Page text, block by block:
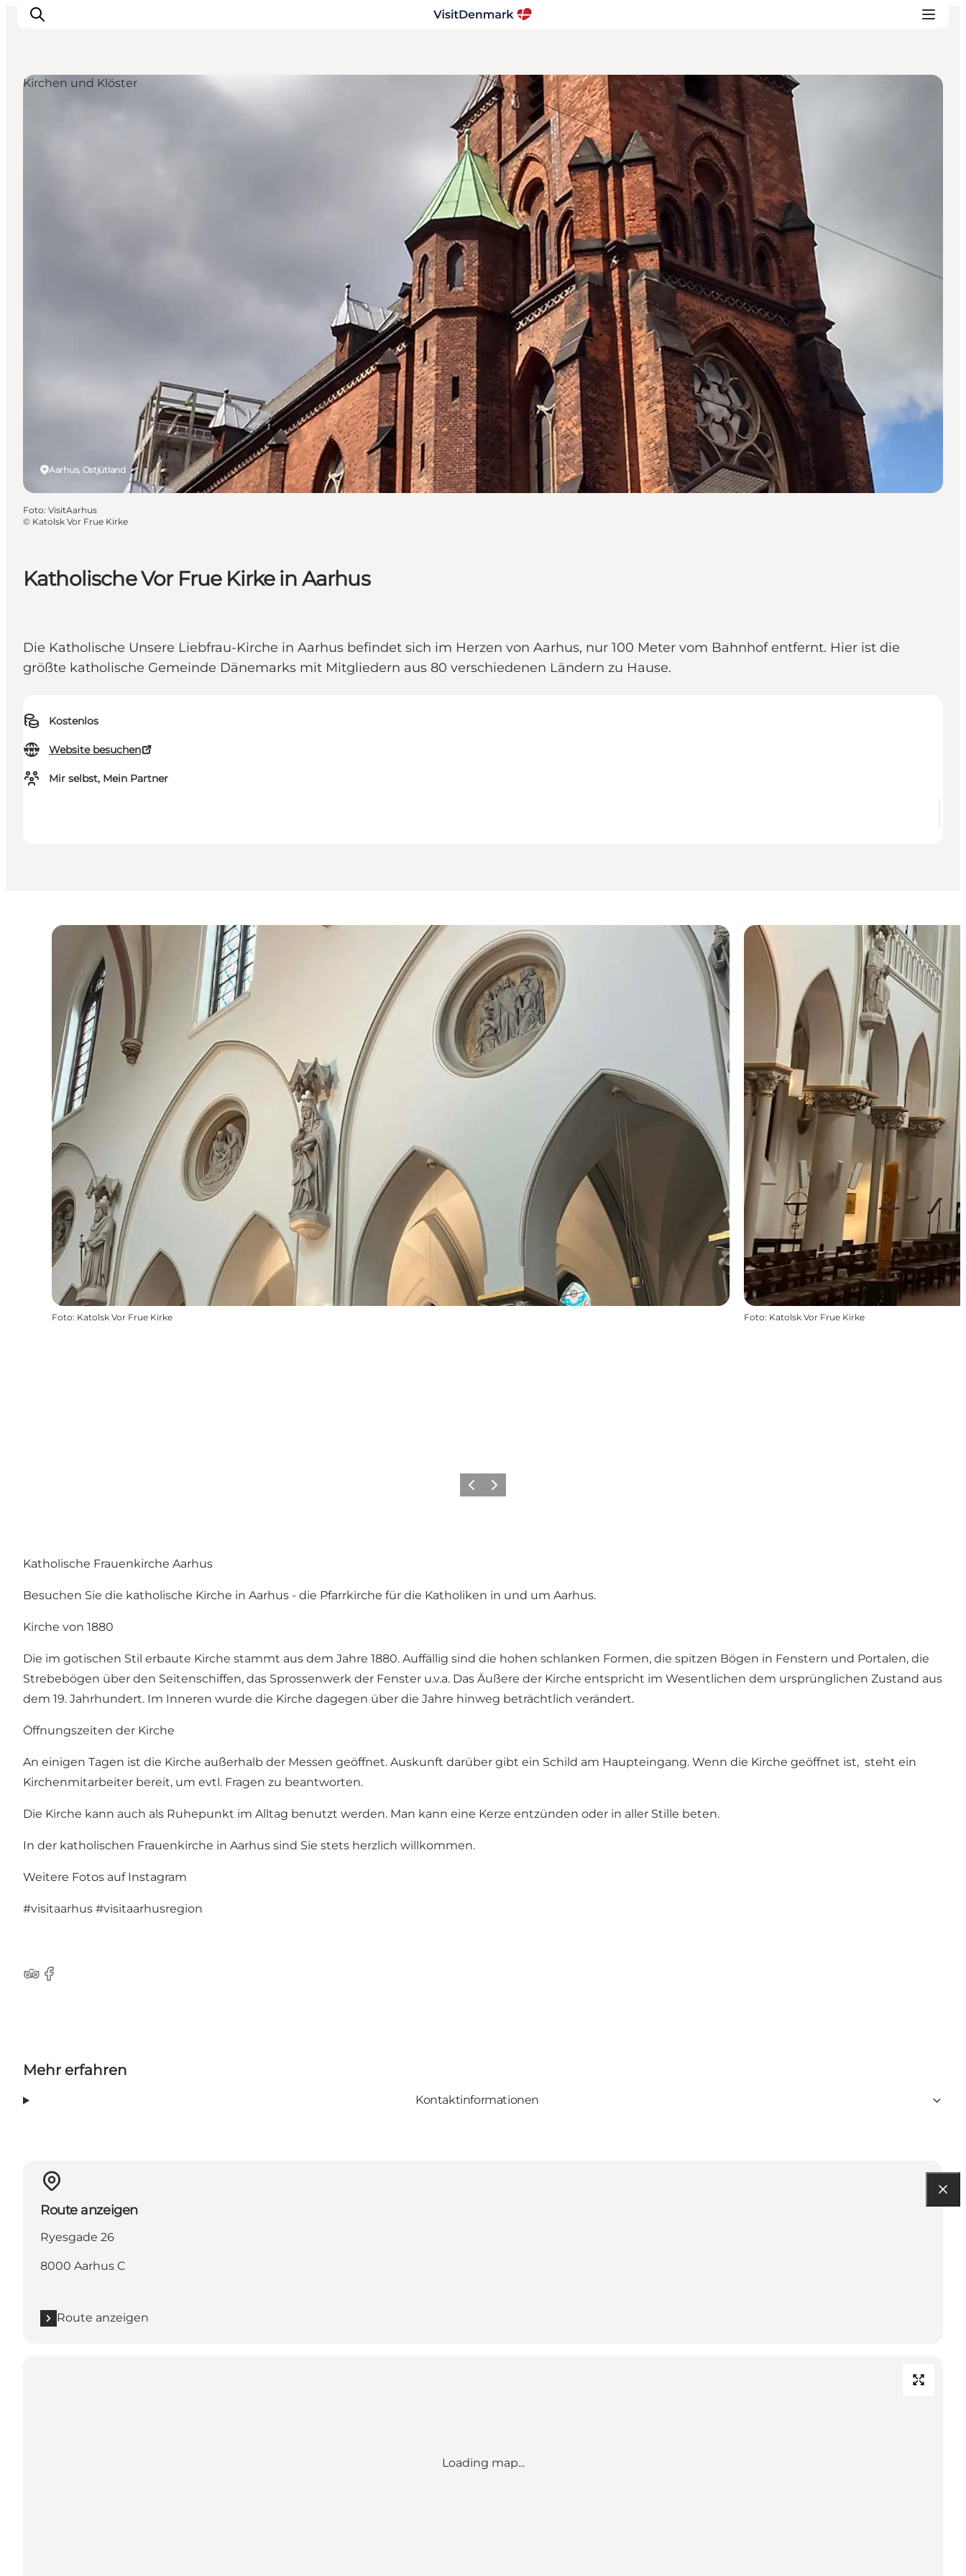
Katholische Vor Frue Kirke in Aarhus
Die Katholische Unsere Liebfrau-Kirche in Aarhus befindet sich im Herzen von Aarhus, nur 100 Meter vom Bahnhof entfernt. Hier ist die
größte katholische Gemeinde Dänemarks mit Mitgliedern aus 80 verschiedenen Ländern zu Hause.
Kostenlos
Website besuchen
Mir selbst, Mein Partner
Aarhus, Ostjütland
Kirchen und Klöster
Foto: VisitAarhus
© Katolsk Vor Frue Kirke
Foto: Katolsk Vor Frue Kirke Foto: Katolsk Vor Frue Kirke
ZurückWeiter
Katholische Frauenkirche Aarhus
Besuchen Sie die katholische Kirche in Aarhus - die Pfarrkirche für die Katholiken in und um Aarhus.
Kirche von 1880
Die im gotischen Stil erbaute Kirche stammt aus dem Jahre 1880. Auffällig sind die hohen schlanken Formen, die spitzen Bögen in Fenstern und Portalen, die
Strebebögen über den Seitenschiffen, das Sprossenwerk der Fenster u.v.a. Das Äußere der Kirche entspricht im Wesentlichen dem ursprünglichen Zustand aus
dem 19. Jahrhundert. Im Inneren wurde die Kirche dagegen über die Jahre hinweg beträchtlich verändert.
Öffnungszeiten der Kirche
An einigen Tagen ist die Kirche außerhalb der Messen geöffnet. Auskunft darüber gibt ein Schild am Haupteingang. Wenn die Kirche geöffnet ist, steht ein
Kirchenmitarbeiter bereit, um evtl. Fragen zu beantworten.
Die Kirche kann auch als Ruhepunkt im Alltag benutzt werden. Man kann eine Kerze entzünden oder in aller Stille beten.
In der katholischen Frauenkirche in Aarhus sind Sie stets herzlich willkommen.
Weitere Fotos auf Instagram
#visitaarhus #visitaarhusregion
TripAdvisor
Facebook
Mehr erfahren
Kontaktinformationen
Route anzeigen
Ryesgade 26
8000 Aarhus C
Route anzeigen
Loading map...